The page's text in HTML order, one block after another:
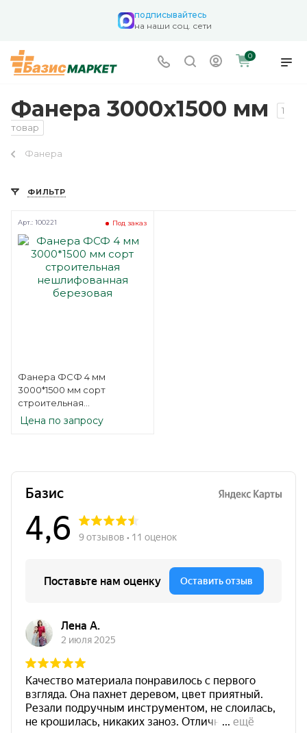
подписывайтесь
на наши соц. сети
0
Фанера 3000х1500 мм
1
товар
Фанера
ФИЛЬТР
Фанера ФСФ 4 мм
3000*1500 мм сорт
строительная
нешлифованная
березовая
Под заказ
Арт.: 100221
Цена по запросу